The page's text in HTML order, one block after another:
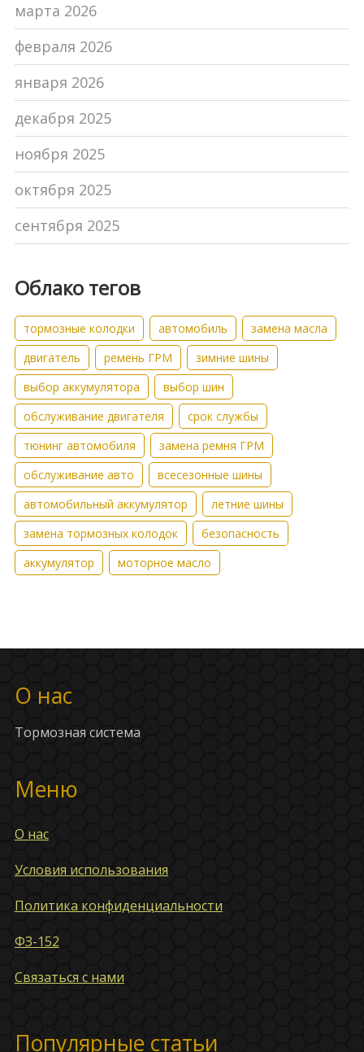
марта 2026
февраля 2026
января 2026
декабря 2025
ноября 2025
октября 2025
сентября 2025
Облако тегов
тормозные колодки автомобиль
замена масла
двигатель
ремень ГРМ
зимние шины
выбор аккумулятора
выбор шин
обслуживание двигателя
срок службы
тюнинг автомобиля
замена ремня ГРМ
обслуживание авто
всесезонные шины
автомобильный аккумулятор
летние шины
замена тормозных колодок
безопасность
аккумулятор
моторное масло
О нас
Тормозная система
Меню
О нас
Условия использования
Политика конфиденциальности
ФЗ-152
Связаться с нами
Популярные статьи